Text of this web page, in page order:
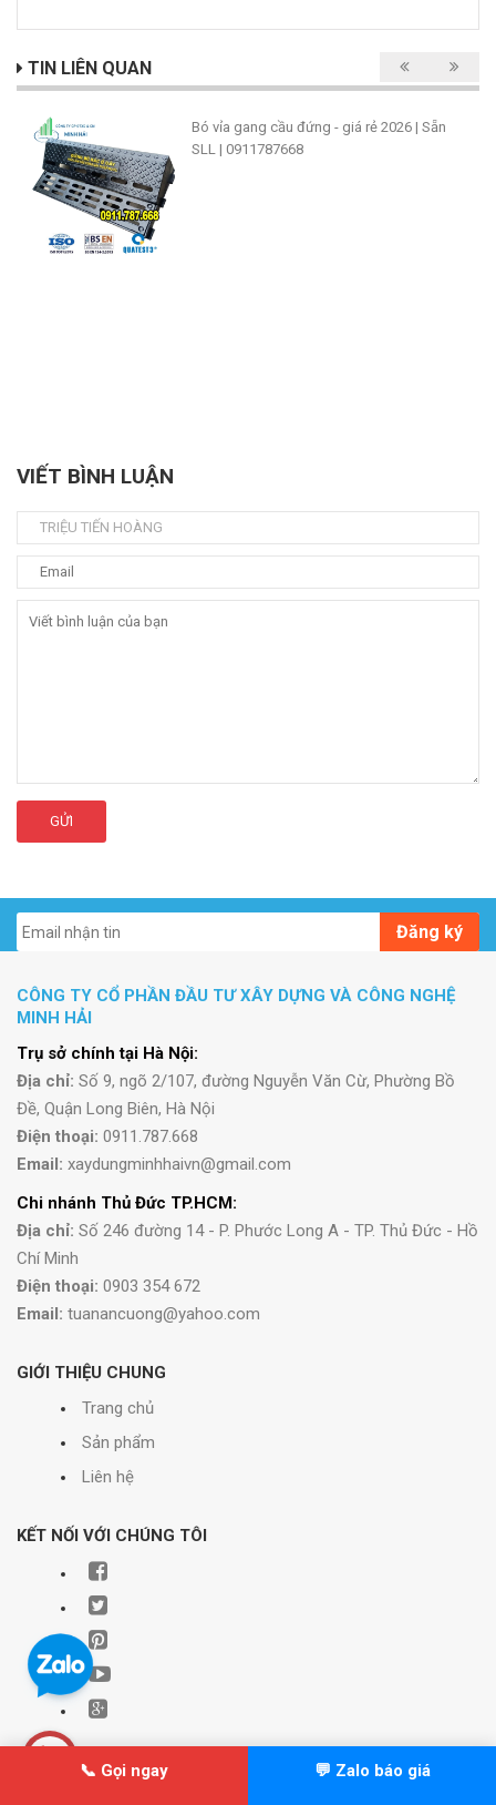
TIN LIÊN QUAN
Bó vỉa gang cầu đứng - giá rẻ 2026 | Sẵn
SLL | 0911787668
VIẾT BÌNH LUẬN
GỬI
Đăng ký
CÔNG TY CỔ PHẦN ĐẦU TƯ XÂY DỰNG VÀ CÔNG NGHỆ
MINH HẢI
Trụ sở chính tại Hà Nội:
Địa chỉ: Số 9, ngõ 2/107, đường Nguyễn Văn Cừ, Phường Bồ
Đề, Quận Long Biên, Hà Nội
Điện thoại: 0911.787.668
Email: xaydungminhhaivn@gmail.com
Chi nhánh Thủ Đức TP.HCM:
Địa chỉ: Số 246 đường 14 - P. Phước Long A - TP. Thủ Đức - Hồ
Chí Minh
Điện thoại: 0903 354 672
Email: tuanancuong@yahoo.com
GIỚI THIỆU CHUNG
Trang chủ
Sản phẩm
Liên hệ
KẾT NỐI VỚI CHÚNG TÔI
© Bản quyền thuộc về Xây dựng Minh Hải | Cung cấp bởiSapo
📞 Gọi ngay 💬 Zalo báo giá